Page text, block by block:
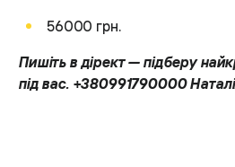
56000 грн.
Пишіть в дірект — підберу
під вас. +380991790000